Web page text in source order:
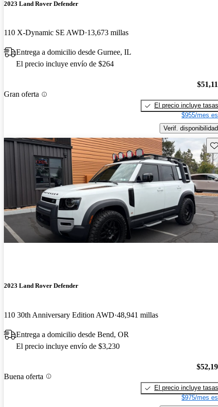
2023 Land Rover Defender
110 X-Dynamic SE AWD 13,673 millas
Entrega a domicilio desde Gurnee, IL
El precio incluye envío de $264
Gran oferta
El precio incluye tasas
$955/mes
Verif. disponibilidad
2023 Land Rover Defender
110 30th Anniversary Edition AWD 48,941 millas
Entrega a domicilio desde Bend, OR
El precio incluye envío de $3,230
Buena oferta
El precio incluye tasas
$975/mes